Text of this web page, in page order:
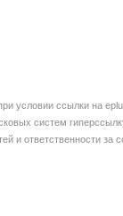
условии ссылки на
систем
и ответственности